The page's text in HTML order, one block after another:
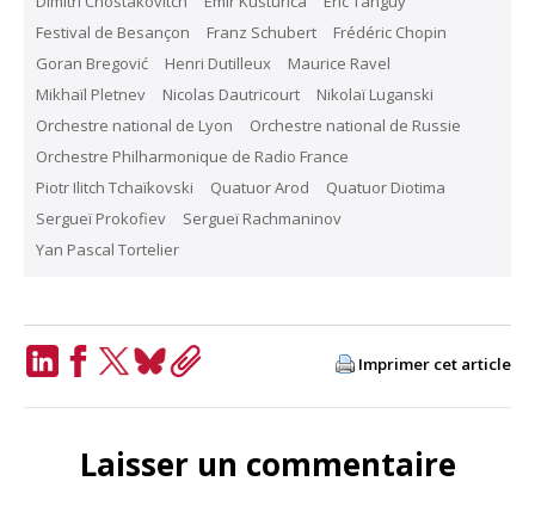
Festival de Besançon
Franz Schubert
Frédéric Chopin
Goran Bregović
Henri Dutilleux
Maurice Ravel
Mikhaïl Pletnev
Nicolas Dautricourt
Nikolaï Luganski
Orchestre national de Lyon
Orchestre national de Russie
Orchestre Philharmonique de Radio France
Piotr Ilitch Tchaïkovski
Quatuor Arod
Quatuor Diotima
Sergueï Prokofiev
Sergueï Rachmaninov
Yan Pascal Tortelier
Imprimer cet article
Laisser un commentaire